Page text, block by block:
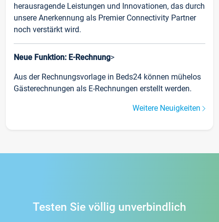
herausragende Leistungen und Innovationen, das durch
unsere Anerkennung als Premier Connectivity Partner
noch verstärkt wird.
Neue Funktion: E-Rechnung>
Aus der Rechnungsvorlage in Beds24 können mühelos
Gästerechnungen als E-Rechnungen erstellt werden.
Weitere Neuigkeiten
Testen Sie völlig unverbindlich